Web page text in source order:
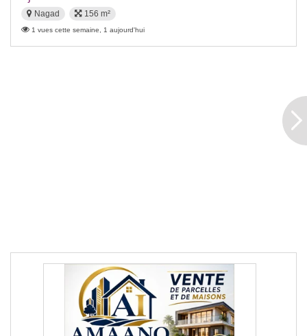
Nagad 156 m²
1 vues cette semaine, 1 aujourd'hui